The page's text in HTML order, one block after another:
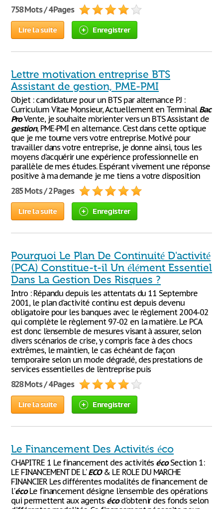
758 Mots / 4 Pages
Lire la suite Enregistrer
Lettre motivation entreprise BTS
Assistant de gestion, PME-PMI
Objet : candidature pour un BTS par alternance PJ :
Curriculum Vitae Monsieur, Actuellement en Terminal Bac
ProVente, je souhaite m’orienter vers un BTS Assistant de
gestion, PME-PMI en alternance. C’est dans cette optique
que je me tourne vers votre entreprise. Motivé pour
travailler dans votre entreprise, je donne ainsi, tous les
moyens d’acquérir une expérience professionnelle en
parallèle de mes études. Espérant vivement une réponse
positive à ma demande je me tiens a votre disposition
285 Mots / 2 Pages
Lire la suite Enregistrer
Pourquoi Le Plan De Continuité D'activité
(PCA) Constitue-t-il Un élément Essentiel
Dans La Gestion Des Risques ?
Intro : Répandu depuis les attentats du 11 Septembre
2001, le plan d’activité continu est depuis devenu
obligatoire pour les banques avec le règlement 2004-02
qui complète le règlement 97-02 en la matière. Le PCA
est donc l’ensemble de mesures visant à assurer, selon
divers scénarios de crise, y compris face à des chocs
extrêmes, le maintien, le cas échéant de façon
temporaire selon un mode dégradé, des prestations de
services essentielles de l’entreprise puis
828 Mots / 4 Pages
Lire la suite Enregistrer
Le Financement Des Activités éco
CHAPITRE 1 Le financement des activités écoSection 1:
LE FINANCEMENT DE L'ECO& LE ROLE DU MARCHE
FINANCIER Les différentes modalités de financement de
l'écoLe financement désigne l'ensemble des opérations
qui permettent aux agents écod'obtenir des fonds selon